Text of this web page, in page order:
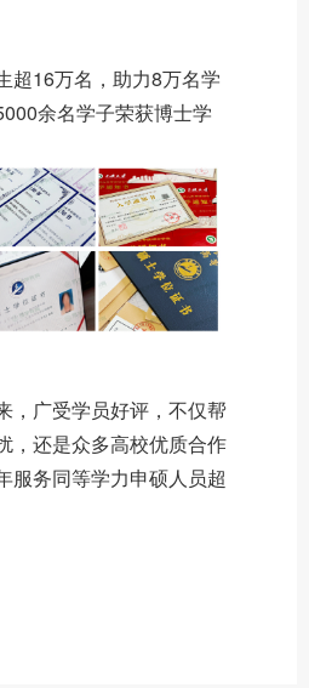
超16万名，助力8万名学
余名学子荣获博士学
，广受学员好评，不仅帮
，还是众多高校优质合作
服务同等学力申硕人员超